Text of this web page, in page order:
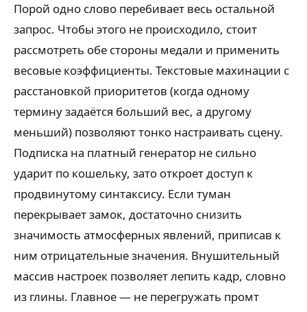
Порой одно слово перебивает весь остальной
запрос. Чтобы этого не происходило, стоит
рассмотреть обе стороны медали и применить
весовые коэффициенты. Текстовые махинации с
расстановкой приоритетов (когда одному
термину задаётся больший вес, а другому
меньший) позволяют тонко настраивать сцену.
Подписка на платный генератор не сильно
ударит по кошельку, зато откроет доступ к
продвинутому синтаксису. Если туман
перекрывает замок, достаточно снизить
значимость атмосферных явлений, приписав к
ним отрицательные значения. Внушительный
массив настроек позволяет лепить кадр, словно
из глины. Главное — не перегружать промт